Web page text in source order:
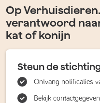
Op
verantwoord
kat of konijn
Steun de
Ontvang notificaties
Bekijk